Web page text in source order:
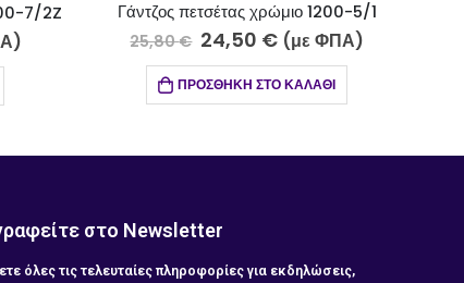
χρώμιο 1200-5/1
ΣΤΟ ΚΑΛΆΘΙ
17,50€ 16,65
ΠΡΟΣΘΉΚΗ ΣΤΟ ΚΑΛΆΘΙ
στο Newsletter
όλες τις τελευταίες πληροφορίες για εκδηλώσεις,